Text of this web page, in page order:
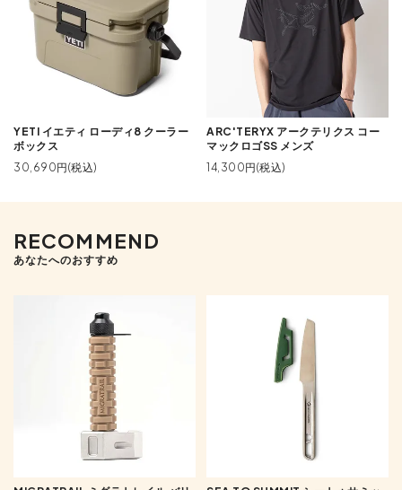
YETI イエティ ローディ8 クーラー
ボックス
30,690円(税込)
ARC'TERYX アークテリクス コー
マックロゴSS メンズ
14,300円(税込)
RECOMMEND
あなたへのおすすめ